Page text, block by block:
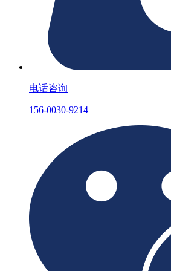
电话咨询
156-0030-9214